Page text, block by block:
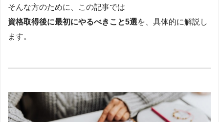
そんな方のために、この記事では
資格取得後に最初にやるべきこと5選を、具体的に解説し
ます。